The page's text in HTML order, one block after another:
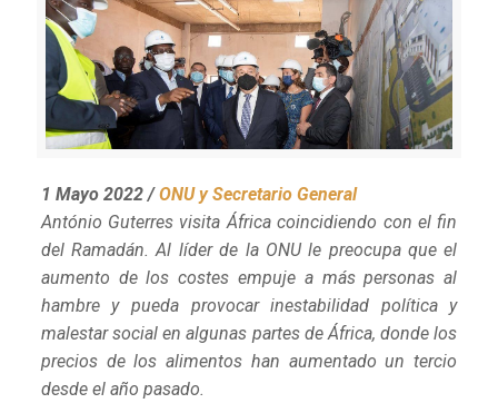
1 Mayo 2022 /ONU y Secretario General
António Guterres visita África coincidiendo con el fin
del Ramadán. Al líder de la ONU le preocupa que el
aumento de los costes empuje a más personas al
hambre y pueda provocar inestabilidad política y
malestar social en algunas partes de África, donde los
precios de los alimentos han aumentado un tercio
desde el año pasado.